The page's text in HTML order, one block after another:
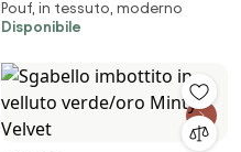
Grigio / Oro
Pouf, in tessuto, moderno
Disponibile